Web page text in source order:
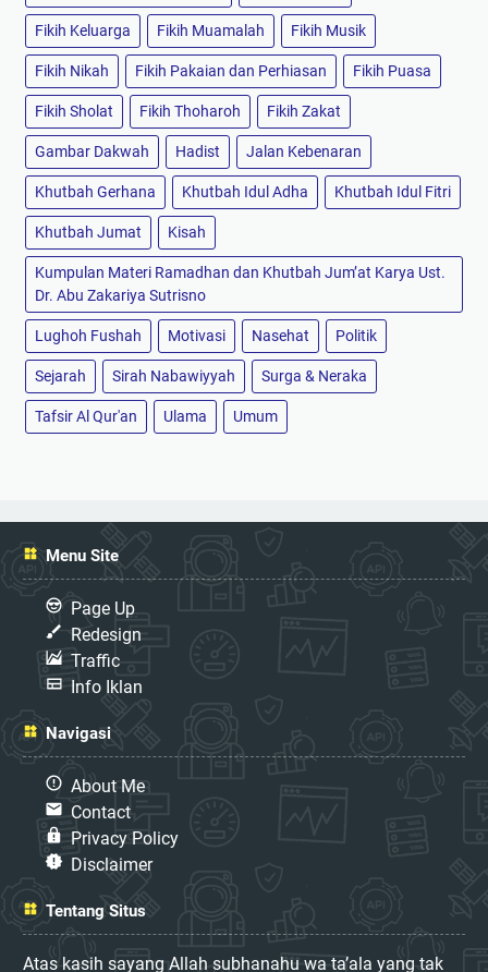
Fikih Keluarga Fikih Muamalah Fikih Musik
Fikih Nikah Fikih Pakaian dan Perhiasan Fikih Puasa
Fikih Sholat Fikih Thoharoh Fikih Zakat
Gambar Dakwah Hadist Jalan Kebenaran
Khutbah Gerhana Khutbah Idul Adha Khutbah Idul Fitri
Khutbah Jumat Kisah
Kumpulan Materi Ramadhan dan Khutbah Jum’at Karya Ust.
Dr. Abu Zakariya Sutrisno
Lughoh Fushah Motivasi Nasehat Politik
Sejarah Sirah Nabawiyyah Surga & Neraka
Tafsir Al Qur'an Ulama Umum
Menu Site
Page Up
Redesign
Traffic
Info Iklan
Navigasi
About Me
Contact
Privacy Policy
Disclaimer
Tentang Situs
Atas kasih sayang Allah subhanahu wa ta’ala yang tak